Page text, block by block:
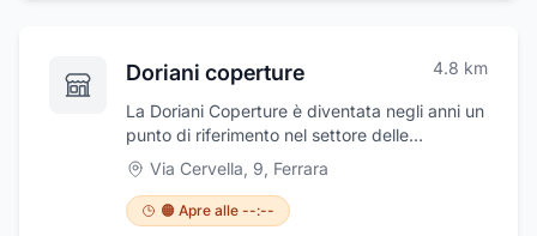
Doriani coperture 4.8 km
La Doriani Coperture è diventata negli anni un
punto di riferimento nel settore delle
coperture e della lattoneria, grazie alla
professionalità e alla competenza del suo
team di esperti. L'azienda si occupa non solo
di installazione di nuove coperture, ma anche
Via Cervella, 9, Ferrara
🟠 Apre alle --:--